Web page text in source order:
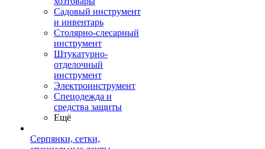
Садовый инструмент
и инвентарь
Столярно-слесарный
инструмент
Штукатурно-
отделочный
инструмент
Электроинструмент
Спецодежда и
средства защиты
Ещё
Серпянки, сетки,